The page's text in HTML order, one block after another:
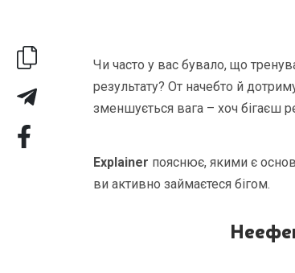
Чи часто у вас бувало, що
результату? От начебто й
зменшується вага – хоч бігаєш
Explainer пояснює, якими є
ви активно займаєтеся бігом.